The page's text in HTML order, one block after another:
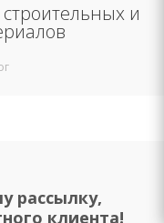
и
рассылку,
клиента!